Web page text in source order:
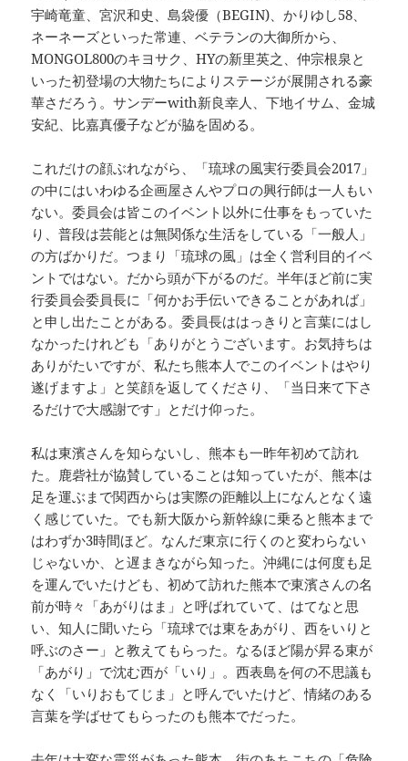
宇崎竜童、宮沢和史、島袋優（BEGIN)、かりゆし58、
ネーネーズといった常連、ベテランの大御所から、
MONGOL800のキヨサク、HYの新里英之、仲宗根泉と
いった初登場の大物たちによりステージが展開される豪
華さだろう。サンデーwith新良幸人、下地イサム、金城
安紀、比嘉真優子などが脇を固める。
これだけの顔ぶれながら、「琉球の風実行委員会2017」
の中にはいわゆる企画屋さんやプロの興行師は一人もい
ない。委員会は皆このイベント以外に仕事をもっていた
り、普段は芸能とは無関係な生活をしている「一般人」
の方ばかりだ。つまり「琉球の風」は全く営利目的イベ
ントではない。だから頭が下がるのだ。半年ほど前に実
行委員会委員長に「何かお手伝いできることがあれば」
と申し出たことがある。委員長ははっきりと言葉にはし
なかったけれども「ありがとうございます。お気持ちは
ありがたいですが、私たち熊本人でこのイベントはやり
遂げますよ」と笑顔を返してくださり、「当日来て下さ
るだけで大感謝です」とだけ仰った。
私は東濱さんを知らないし、熊本も一昨年初めて訪れ
た。鹿砦社が協賛していることは知っていたが、熊本は
足を運ぶまで関西からは実際の距離以上になんとなく遠
く感じていた。でも新大阪から新幹線に乗ると熊本まで
はわずか3時間ほど。なんだ東京に行くのと変わらない
じゃないか、と遅まきながら知った。沖縄には何度も足
を運んでいたけども、初めて訪れた熊本で東濱さんの名
前が時々「あがりはま」と呼ばれていて、はてなと思
い、知人に聞いたら「琉球では東をあがり、西をいりと
呼ぶのさー」と教えてもらった。なるほど陽が昇る東が
「あがり」で沈む西が「いり」。西表島を何の不思議も
なく「いりおもてじま」と呼んでいたけど、情緒のある
言葉を学ばせてもらったのも熊本でだった。